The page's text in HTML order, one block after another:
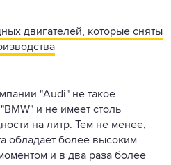
двигателей, которые сняты
"Audi" не такое
и не имеет столь
на литр. Тем не менее,
обладает более высоким
и в два раза более